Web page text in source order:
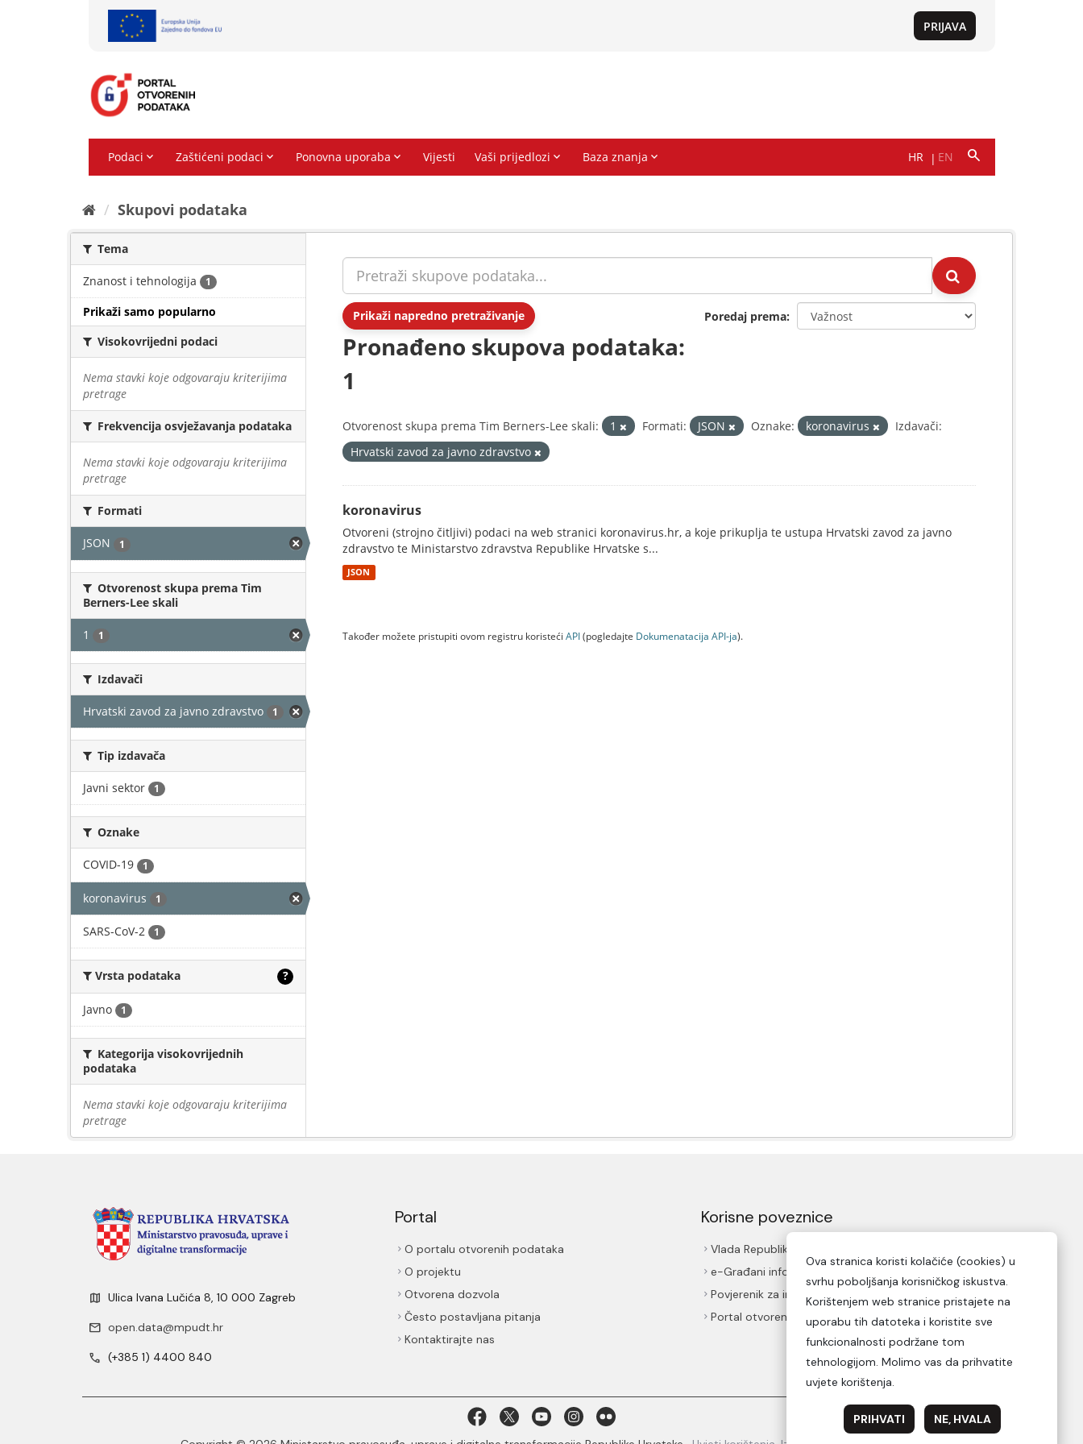
Skupovi podаtаkа
Tema
Znanost i tehnologija 1
Prikaži samo popularno
Visokovrijedni podaci
Nema stavki koje odgovaraju kriterijima
pretrage
Frekvencija osvježavanja podataka
Nema stavki koje odgovaraju kriterijima
pretrage
Formati
JSON 1
Otvorenost skupa prema Tim
Berners-Lee skali
1 1
Izdavači
Hrvatski zavod za javno zdravstvo 1
Tip izdavača
Javni sektor 1
Oznake
COVID-19 1
koronavirus 1
SARS-CoV-2 1
Vrsta podataka ?
Javno 1
Kategorija visokovrijednih
podataka
Nema stavki koje odgovaraju kriterijima
pretrage
Prikaži napredno pretraživanje Poredaj prema
Pronađeno skupova podataka:
1
Otvorenost skupa prema Tim Berners-Lee skali: 1 Formati: JSON Oznake: koronavirus
Izdavači:
Hrvatski zavod za javno zdravstvo
koronavirus
Otvoreni (strojno čitljivi) podaci na web stranici koronavirus.hr, a koje prikuplja te ustupa Hrvatski zavod za javno
zdravstvo te Ministarstvo zdravstva Republike Hrvatske s...
JSON
Također možete pristupiti ovom registru koristeći API(pogledajte Dokumenаtаcijа API-jа).